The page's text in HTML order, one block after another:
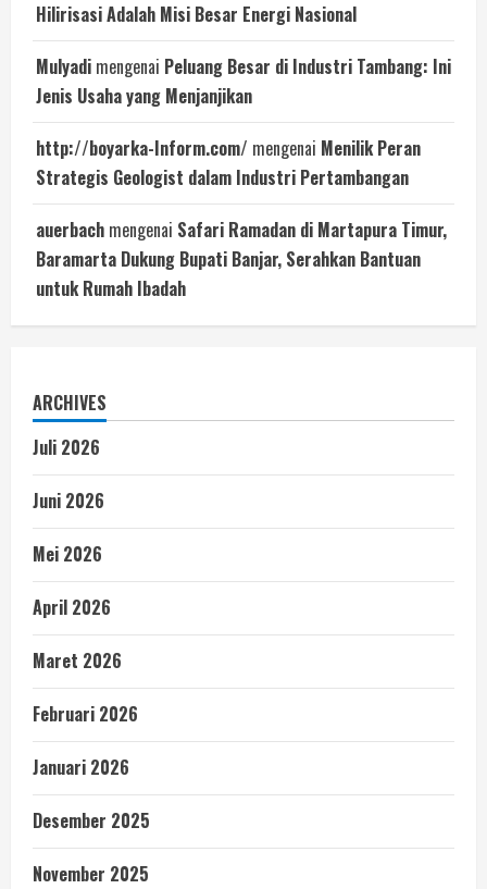
Hilirisasi Adalah Misi Besar Energi Nasional
Mulyadi mengenai Peluang Besar di Industri Tambang: Ini
Jenis Usaha yang Menjanjikan
http://boyarka-Inform.com/ mengenai Menilik Peran
Strategis Geologist dalam Industri Pertambangan
auerbach mengenai Safari Ramadan di Martapura Timur,
Baramarta Dukung Bupati Banjar, Serahkan Bantuan
untuk Rumah Ibadah
ARCHIVES
Juli 2026
Juni 2026
Mei 2026
April 2026
Maret 2026
Februari 2026
Januari 2026
Desember 2025
November 2025